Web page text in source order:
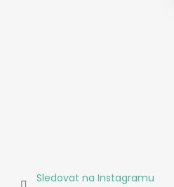
Sledovat na Instagramu